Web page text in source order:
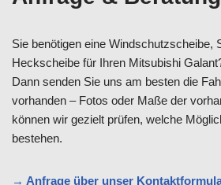
Sie benötigen eine Windschutzscheibe,
Heckscheibe für Ihren Mitsubishi
Dann senden Sie uns am besten die
vorhanden – Fotos oder Maße der
können wir gezielt prüfen, welche
bestehen.
→ Anfrage über unser